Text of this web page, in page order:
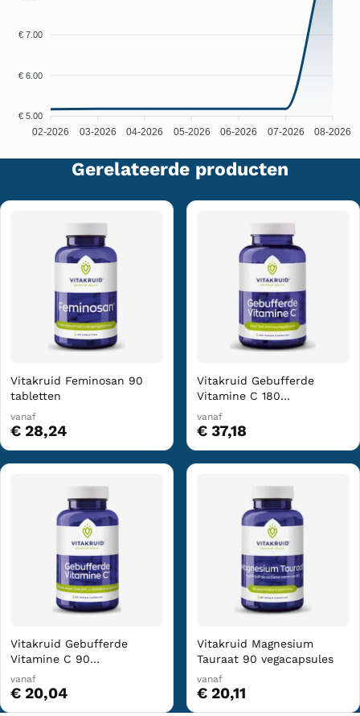
€ 7.00
€ 6.00
€ 5.00
02-2026 03-2026 04-2026 05-2026 06-2026 07-2026 08-2026
Gerelateerde producten
Vitakruid Feminosan 90
tabletten
vanaf
€ 28,24
Vitakruid Gebufferde
Vitamine C 180
vegacapsules
vanaf
€ 37,18
Vitakruid Gebufferde
Vitamine C 90
vegacapsules
vanaf
€ 20,04
Vitakruid Magnesium
Tauraat 90 vegacapsules
vanaf
€ 20,11